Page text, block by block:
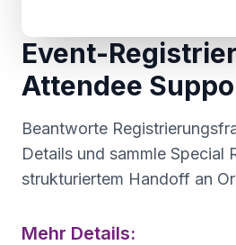
Event-
Attendee
Beantworte
Details und sammle Special
strukturiertem Handoff an
Mehr Details: